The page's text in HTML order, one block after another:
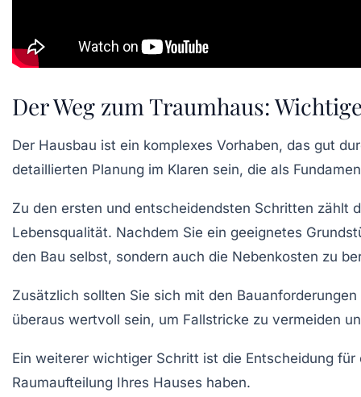
Der Weg zum Traumhaus:
Der Hausbau ist ein komplexes Vorhaben, das gut
detaillierten Planung im Klaren sein, die als
Zu den ersten und entscheidendsten Schritten zählt
Lebensqualität. Nachdem Sie ein geeignetes
den Bau selbst, sondern auch die Nebenkosten zu
Zusätzlich sollten Sie sich mit den Bauanforderungen
überaus wertvoll sein, um Fallstricke zu vermeiden
Ein weiterer wichtiger Schritt ist die Entscheidung
Raumaufteilung Ihres Hauses haben.